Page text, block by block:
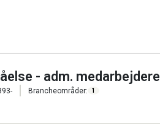
- adm. medarbejdere
Brancheområder: 1